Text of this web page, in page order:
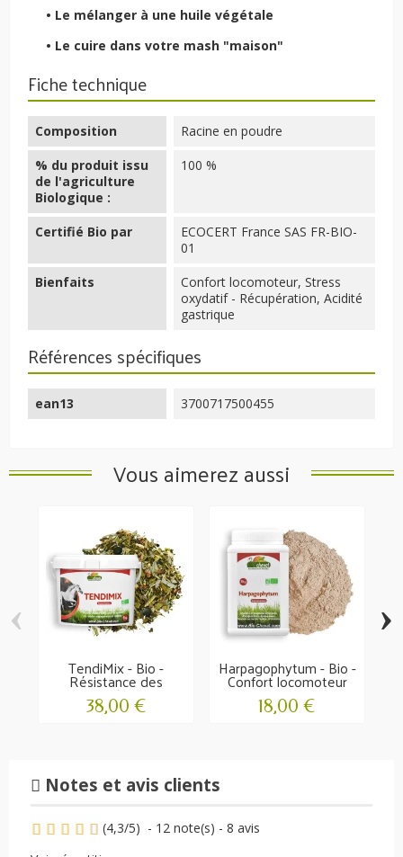
• Le mélanger à une huile végétale
• Le cuire dans votre mash "maison"
Fiche technique
Composition
Racine en poudre
% du produit issu
de l'agriculture
Biologique :
100 %
Certifié Bio par
ECOCERT France SAS FR-BIO-
01
Bienfaits
Confort locomoteur, Stress
oxydatif - Récupération, Acidité
gastrique
Références spécifiques
ean13 3700717500455
Vous aimerez aussi
TendiMix - Bio -
Résistance des
tendons
38,00 €
Harpagophytum - Bio -
Confort locomoteur
18,00 €
‹ ›
Notes et avis clients
(4,3/5) - 12 note(s) - 8 avis